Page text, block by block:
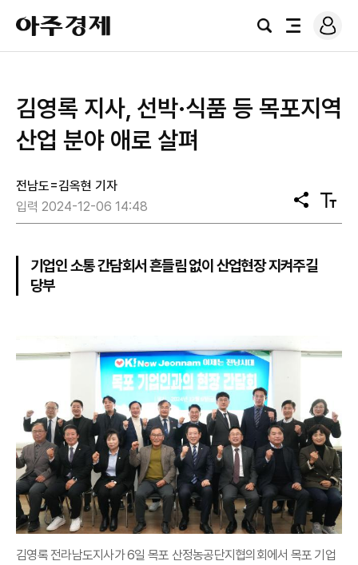
아
주
경
검
전
로
그
김영록 지사, 선박·식품 등 목포지역
산업 분야 애로 살펴
전남도=김옥현 기자
입력 2024-12-06 14:48
공
유
텍
스
기업인 소통 간담회서 흔들림 없이 산업현장 지켜주길
당부
김영록 전라남도지사가 6일 목포 산정농공단지협의회에서 목포 기업